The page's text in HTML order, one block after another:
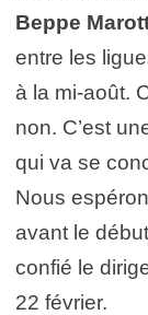
Beppe
entre les
à la mi-août.
non. C’est
qui va se
Nous
avant le
confié le
22 février.